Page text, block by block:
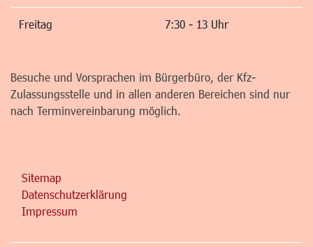
Freitag 7:30 - 13 Uhr
Besuche und Vorsprachen im Bürgerbüro, der Kfz-
Zulassungsstelle und in allen anderen Bereichen sind nur
nach Terminvereinbarung möglich.
Sitemap
Datenschutzerklärung
Impressum